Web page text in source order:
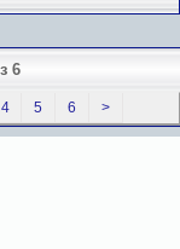
6
4 5 6 >